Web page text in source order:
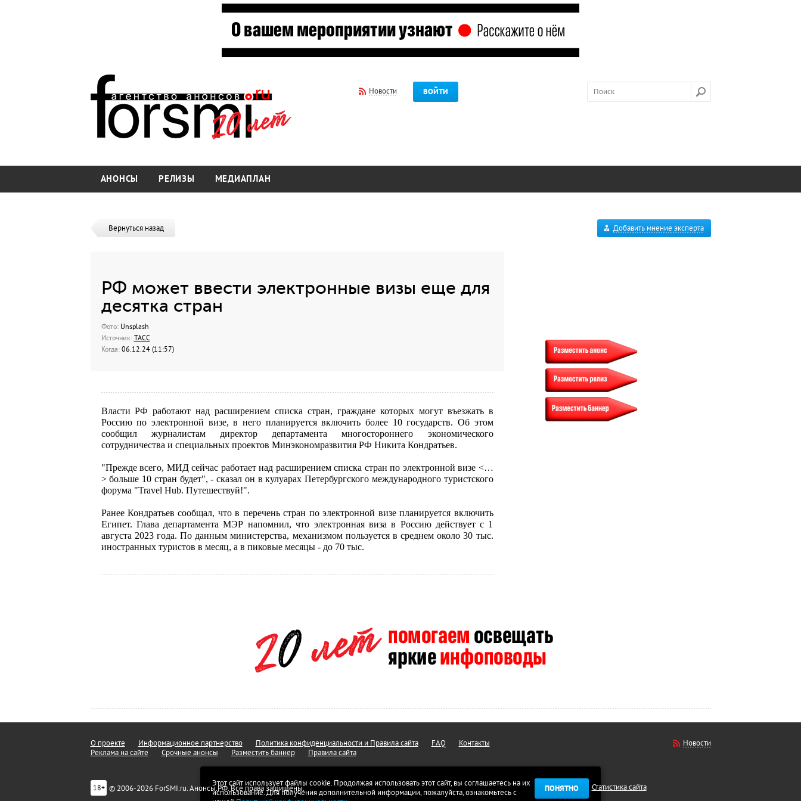
Новости ВОЙТИ
АНОНСЫ РЕЛИЗЫ МЕДИАПЛАН
Вернуться назад
РФ может ввести электронные визы еще для
десятка стран
Фото: Unsplash
Источник: ТАСС
Когда: 06.12.24 (11:57)
Власти РФ работают над расширением списка стран, граждане которых могут въезжать в
Россию по электронной визе, в него планируется включить более 10 государств. Об этом
сообщил журналистам директор департамента многостороннего экономического
сотрудничества и специальных проектов Минэкономразвития РФ Никита Кондратьев.
"Прежде всего, МИД сейчас работает над расширением списка стран по электронной визе <…
> больше 10 стран будет", - сказал он в кулуарах Петербургского международного туристского
форума "Travel Hub. Путешествуй!".
Ранее Кондратьев сообщал, что в перечень стран по электронной визе планируется включить
Египет. Глава департамента МЭР напомнил, что электронная виза в Россию действует с 1
августа 2023 года. По данным министерства, механизмом пользуется в среднем около 30 тыс.
иностранных туристов в месяц, а в пиковые месяцы - до 70 тыс.
Добавить мнение эксперта
Этот сайт использует файлы cookie. Продолжая использовать этот сайт, вы соглашаетесь на их
использование. Для получения дополнительной информации, пожалуйста, ознакомьтесь с
ПОНЯТНО
О проекте Информационное партнерство Политика конфиденциальности и Правила сайта FAQ
Контакты
Реклама на сайте
Срочные анонсы Разместить баннер Правила сайта
18+ © 2006-2026 ForSMI.ru. Анонсы.РФ. Все права защищены.
Новости
Статистика сайта